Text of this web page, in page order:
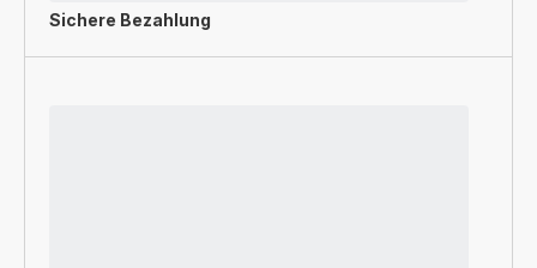
Sichere Bezahlung